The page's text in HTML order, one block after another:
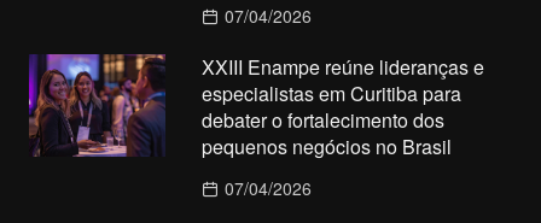
07/04/2026
XXIII Enampe reúne lideranças e
especialistas em Curitiba para
debater o fortalecimento dos
pequenos negócios no Brasil
07/04/2026